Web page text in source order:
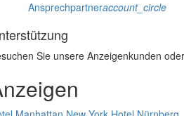
Ansprechpartneraccount_circle
Sie unsere Anzeigenkunden